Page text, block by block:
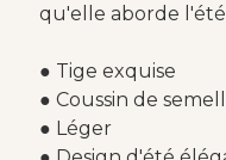
qu'elle aborde
● Tige exquise
● Coussin de
● Léger